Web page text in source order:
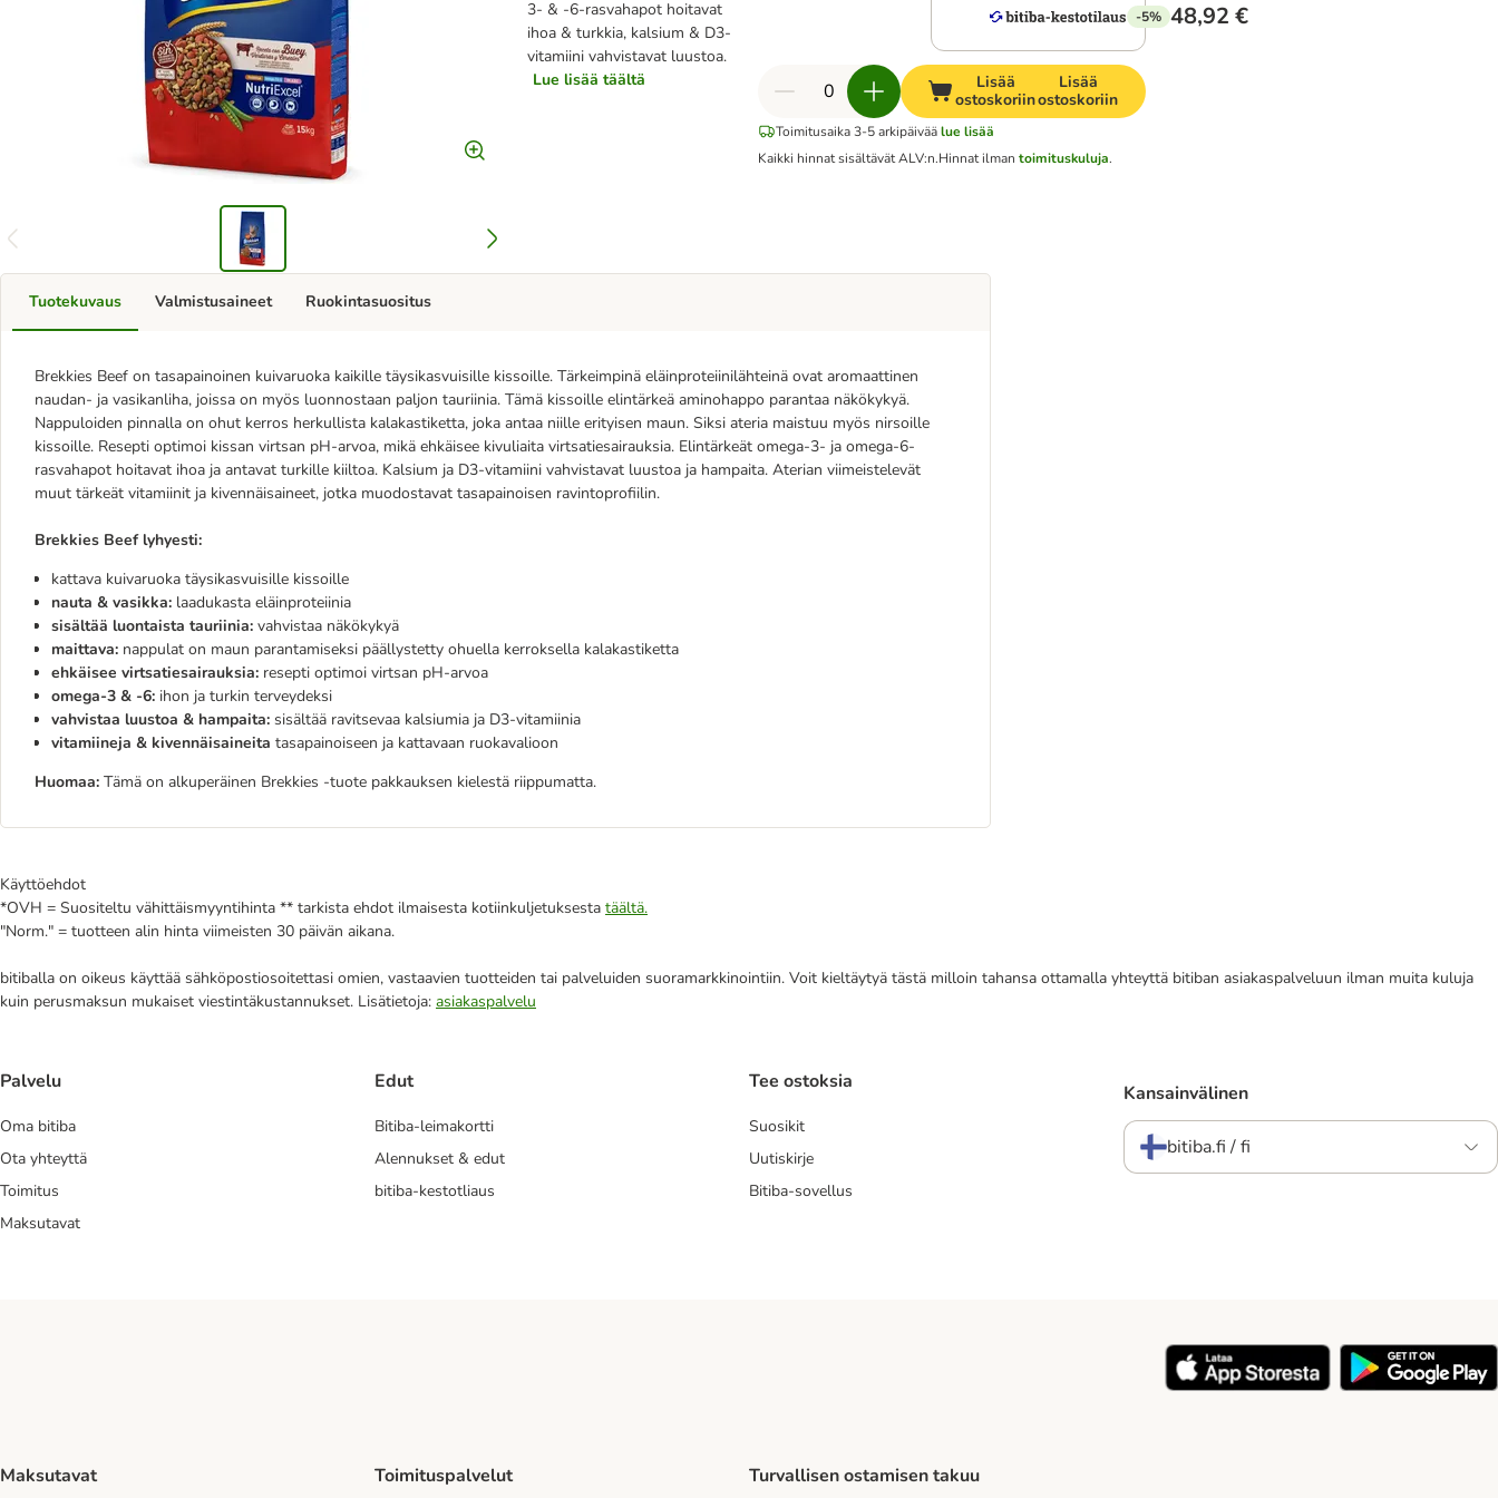
3- & -6-rasvahapot hoitavat
ihoa & turkkia, kalsium & D3-
vitamiini vahvistavat luustoa.
Lue lisää täältä
-5% 48,92 €
Lisää
ostoskoriin
Lisää
ostoskoriin
Toimitusaika 3-5 arkipäivää lue lisää
Kaikki hinnat sisältävät ALV:n.Hinnat ilmantoimituskuluja.
Tuotekuvaus
Brekkies Beef on tasapainoinen kuivaruoka kaikille täysikasvuisille kissoille. Tärkeimpinä eläinproteiinilähteinä ovat aromaattinen
naudan- ja vasikanliha, joissa on myös luonnostaan paljon tauriinia. Tämä kissoille elintärkeä aminohappo parantaa näkökykyä.
Nappuloiden pinnalla on ohut kerros herkullista kalakastiketta, joka antaa niille erityisen maun. Siksi ateria maistuu myös nirsoille
kissoille. Resepti optimoi kissan virtsan pH-arvoa, mikä ehkäisee kivuliaita virtsatiesairauksia. Elintärkeät omega-3- ja omega-6-
rasvahapot hoitavat ihoa ja antavat turkille kiiltoa. Kalsium ja D3-vitamiini vahvistavat luustoa ja hampaita. Aterian viimeistelevät
muut tärkeät vitamiinit ja kivennäisaineet, jotka muodostavat tasapainoisen ravintoprofiilin.
Brekkies Beef lyhyesti:
kattava kuivaruoka täysikasvuisille kissoille
nauta & vasikka: laadukasta eläinproteiinia
sisältää luontaista tauriinia: vahvistaa näkökykyä
maittava: nappulat on maun parantamiseksi päällystetty ohuella kerroksella kalakastiketta
ehkäisee virtsatiesairauksia: resepti optimoi virtsan pH-arvoa
omega-3 & -6: ihon ja turkin terveydeksi
vahvistaa luustoa & hampaita: sisältää ravitsevaa kalsiumia ja D3-vitamiinia
vitamiineja & kivennäisaineita tasapainoiseen ja kattavaan ruokavalioon
Huomaa: Tämä on alkuperäinen Brekkies -tuote pakkauksen kielestä riippumatta.
Valmistusaineet Ruokintasuositus
Käyttöehdot
*OVH = Suositeltu vähittäismyyntihinta ** tarkista ehdot ilmaisesta kotiinkuljetuksesta täältä.
"Norm." = tuotteen alin hinta viimeisten 30 päivän aikana.
bitiballa on oikeus käyttää sähköpostiosoitettasi omien, vastaavien tuotteiden tai palveluiden suoramarkkinointiin. Voit kieltäytyä tästä milloin tahansa ottamalla yhteyttä bitiban asiakaspalveluun ilman muita kuluja
kuin perusmaksun mukaiset viestintäkustannukset. Lisätietoja: asiakaspalvelu
Palvelu
Oma bitiba
Ota yhteyttä
Toimitus
Maksutavat
Edut
Bitiba-leimakortti
Alennukset & edut
bitiba-kestotliaus
Tee ostoksia
Suosikit
Uutiskirje
Bitiba-sovellus
Kansainvälinen
bitiba.fi / fi
Maksutavat Toimituspalvelut Turvallisen ostamisen takuu